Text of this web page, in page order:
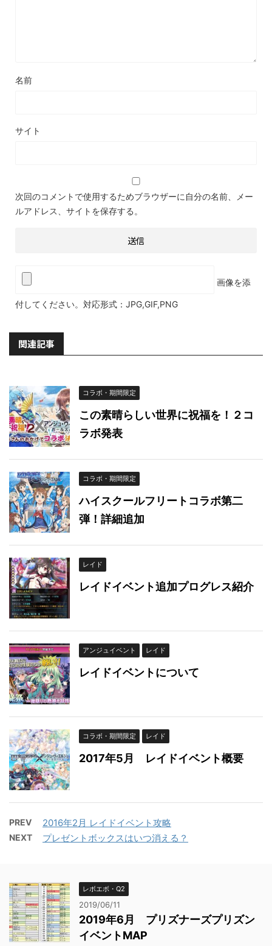
名前
サイト
次回のコメントで使用するためブラウザーに自分の名前、メー
ルアドレス、サイトを保存する。
画像を添
付してください。対応形式：JPG,GIF,PNG
関連記事
コラボ・期間限定
この素晴らしい世界に祝福を！２コ
ラボ発表
コラボ・期間限定
ハイスクールフリートコラボ第二
弾！詳細追加
レイド
レイドイベント追加プログレス紹介
アンジュイベント レイド
レイドイベントについて
コラボ・期間限定 レイド
2017年5月 レイドイベント概要
PREV 2016年2月 レイドイベント攻略
NEXT プレゼントボックスはいつ消える？
レボエボ・Q2
2019/06/11
2019年6月 プリズナーズプリズン
イベントMAP